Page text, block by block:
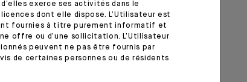
exerce ses activités dans le
dont elle dispose. L’Utilisateur est
fournies à titre purement informatif et
offre ou d’une sollicitation. L’Utilisateur
peuvent ne pas être fournis par
de certaines personnes ou de résidents